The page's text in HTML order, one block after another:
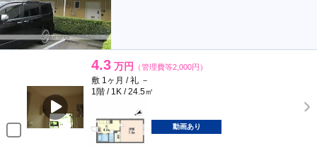
4.3 万円 （管理費等2,000円）
敷 1ヶ月 / 礼 －
1階 / 1K / 24.5㎡
動画あり